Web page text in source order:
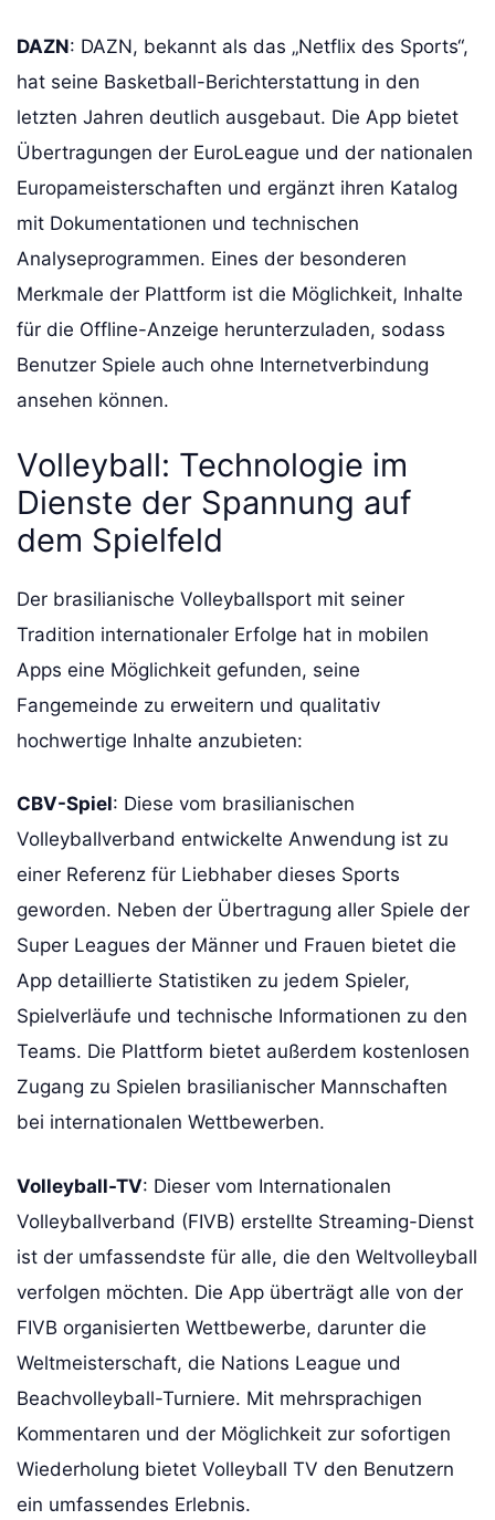
DAZN: DAZN, bekannt als das „Netflix des Sports“,
hat seine Basketball-Berichterstattung in den
letzten Jahren deutlich ausgebaut. Die App bietet
Übertragungen der EuroLeague und der nationalen
Europameisterschaften und ergänzt ihren Katalog
mit Dokumentationen und technischen
Analyseprogrammen. Eines der besonderen
Merkmale der Plattform ist die Möglichkeit, Inhalte
für die Offline-Anzeige herunterzuladen, sodass
Benutzer Spiele auch ohne Internetverbindung
ansehen können.
Volleyball: Technologie im
Dienste der Spannung auf
dem Spielfeld
Der brasilianische Volleyballsport mit seiner
Tradition internationaler Erfolge hat in mobilen
Apps eine Möglichkeit gefunden, seine
Fangemeinde zu erweitern und qualitativ
hochwertige Inhalte anzubieten:
CBV-Spiel: Diese vom brasilianischen
Volleyballverband entwickelte Anwendung ist zu
einer Referenz für Liebhaber dieses Sports
geworden. Neben der Übertragung aller Spiele der
Super Leagues der Männer und Frauen bietet die
App detaillierte Statistiken zu jedem Spieler,
Spielverläufe und technische Informationen zu den
Teams. Die Plattform bietet außerdem kostenlosen
Zugang zu Spielen brasilianischer Mannschaften
bei internationalen Wettbewerben.
Volleyball-TV: Dieser vom Internationalen
Volleyballverband (FIVB) erstellte Streaming-Dienst
ist der umfassendste für alle, die den Weltvolleyball
verfolgen möchten. Die App überträgt alle von der
FIVB organisierten Wettbewerbe, darunter die
Weltmeisterschaft, die Nations League und
Beachvolleyball-Turniere. Mit mehrsprachigen
Kommentaren und der Möglichkeit zur sofortigen
Wiederholung bietet Volleyball TV den Benutzern
ein umfassendes Erlebnis.